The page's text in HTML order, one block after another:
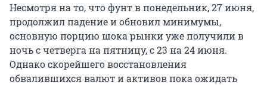
Несмотря на то, что фунт в понедельник, 27 июня,
продолжил падение и обновил минимумы,
основную порцию шока рынки уже получили в
ночь с четверга на пятницу, с 23 на 24 июня.
Однако скорейшего восстановления
обвалившихся валют и активов пока ожидать